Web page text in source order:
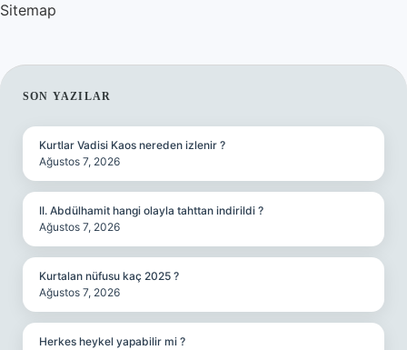
Sitemap
SIDEBAR
SON YAZILAR
Kurtlar Vadisi Kaos nereden izlenir ?
Ağustos 7, 2026
II. Abdülhamit hangi olayla tahttan indirildi ?
Ağustos 7, 2026
Kurtalan nüfusu kaç 2025 ?
Ağustos 7, 2026
Herkes heykel yapabilir mi ?